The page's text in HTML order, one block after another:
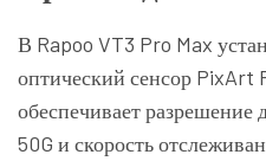
В Rapoo VT3 Pro Max
оптический сенсор PixArt
обеспечивает разрешение
50G и скорость